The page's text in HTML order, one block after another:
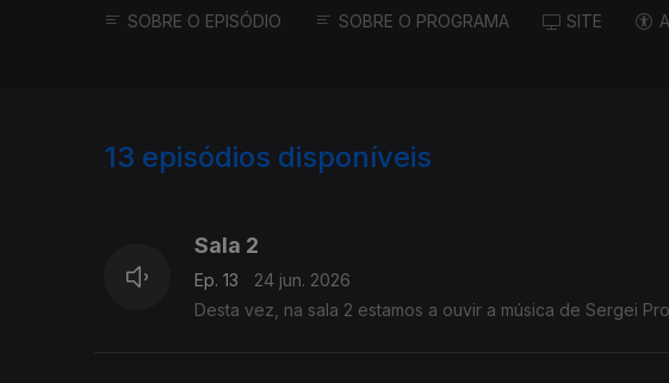
SOBRE O EPISÓDIO SOBRE O PROGRAMA SITE
13 episódios disponíveis
Sala 2
Ep. 13
24 jun. 2026
Desta vez, na sala 2 estamos a ouvir a música de Sergei